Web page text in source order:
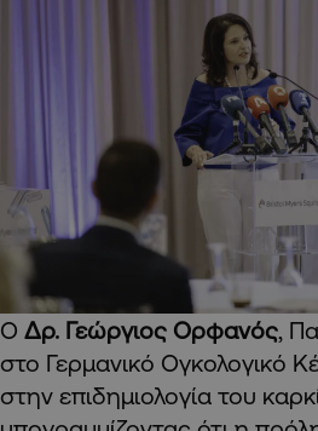
Ο Δρ. Γεώργιος Ορφανός,
στο Γερμανικό Ογκολογικό
στην επιδημιολογία του